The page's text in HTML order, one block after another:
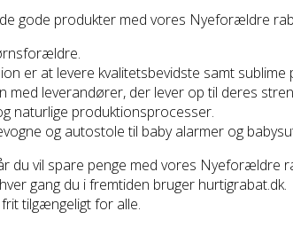
gode produkter med vores Nyeforældre
er at levere kvalitetsbevidste samt
med leverandører, der lever op til deres
naturlige produktionsprocesser.
og autostole til baby alarmer og
du vil spare penge med vores Nyeforældre
gang du i fremtiden bruger hurtigrabat.dk.
tilgængeligt for alle.